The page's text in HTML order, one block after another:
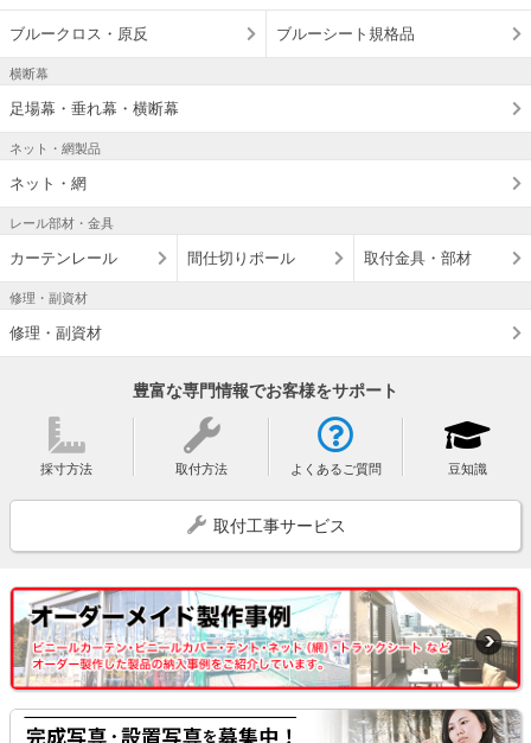
ブルークロス・原反 ブルーシート規格品
横断幕
足場幕・垂れ幕・横断幕
ネット・網製品
ネット・網
レール部材・金具
カーテンレール 間仕切りポール 取付金具・部材
修理・副資材
修理・副資材
豊富な専門情報でお客様をサポート
採寸方法 取付方法 よくあるご質問 豆知識
取付工事サービス